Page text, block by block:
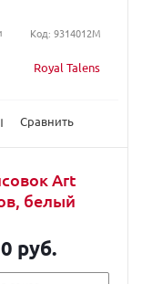
Royal Talens
Сравнить
Код: 9314012M
Art
белый
руб.